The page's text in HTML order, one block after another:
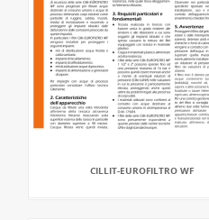
CILLIT-EUROFILTRO WF